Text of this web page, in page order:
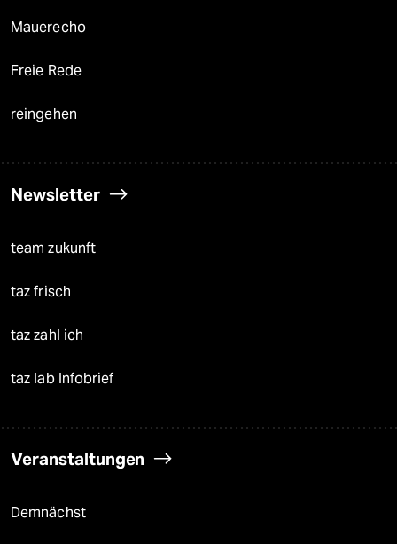
Mauerecho
Freie Rede
reingehen
Newsletter
team zukunft
taz frisch
taz zahl ich
taz lab Infobrief
Veranstaltungen
Demnächst